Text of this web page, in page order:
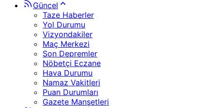
Güncel
Taze Haberler
Yol Durumu
Vizyondakiler
Maç Merkezi
Son Depremler
Nöbetçi Eczane
Hava Durumu
Namaz Vakitleri
Puan Durumları
Gazete Manşetleri